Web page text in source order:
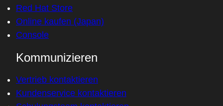
Red Hat Store
Online kaufen (Japan)
Console
Kommunizieren
Vertrieb kontaktieren
Kundenservice kontaktieren